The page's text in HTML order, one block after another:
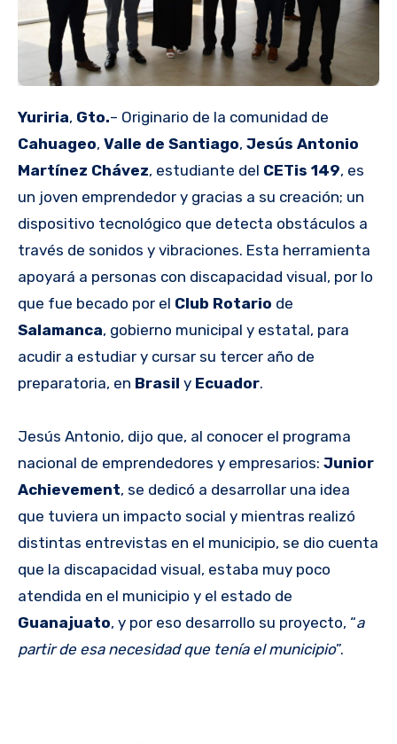
Yuriria, Gto.– Originario de la comunidad de
Cahuageo, Valle de Santiago, Jesús Antonio
Martínez Chávez, estudiante del CETis 149, es
un joven emprendedor y gracias a su creación; un
dispositivo tecnológico que detecta obstáculos a
través de sonidos y vibraciones. Esta herramienta
apoyará a personas con discapacidad visual, por lo
que fue becado por el Club Rotario de
Salamanca, gobierno municipal y estatal, para
acudir a estudiar y cursar su tercer año de
preparatoria, en Brasil y Ecuador.
Jesús Antonio, dijo que, al conocer el programa
nacional de emprendedores y empresarios: Junior
Achievement, se dedicó a desarrollar una idea
que tuviera un impacto social y mientras realizó
distintas entrevistas en el municipio, se dio cuenta
que la discapacidad visual, estaba muy poco
atendida en el municipio y el estado de
Guanajuato, y por eso desarrollo su proyecto, “a
partir de esa necesidad que tenía el municipio”.